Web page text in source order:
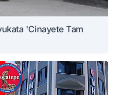
'Cinayete Tam